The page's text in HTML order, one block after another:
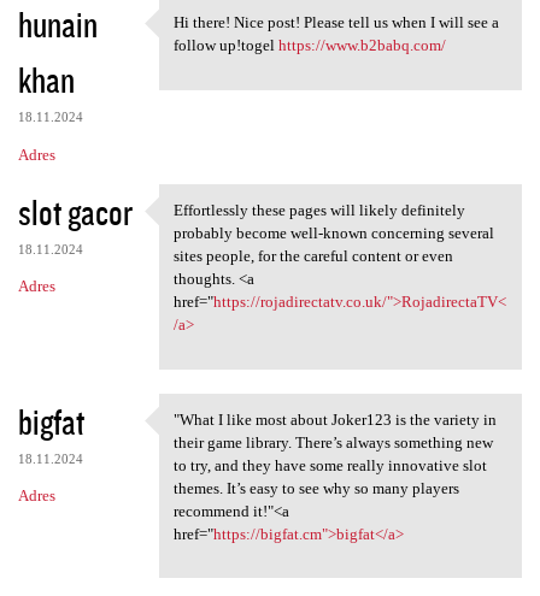
hunain
khan
18.11.2024
Adres
Hi there! Nice post! Please
Hi there! Nice post! Please tell us when I will see a
follow up!togel https://www.b2babq.com/
slot gacor
18.11.2024
Adres
Effortlessly these pages will
Effortlessly these pages will likely definitely
probably become well-known concerning several
sites people, for the careful content or even
thoughts. <a
href="https://rojadirectatv.co.uk/">RojadirectaTV<
/a>
bigfat
18.11.2024
Adres
"What I like most about
"What I like most about Joker123 is the variety in
their game library. There’s always something new
to try, and they have some really innovative slot
themes. It’s easy to see why so many players
recommend it!"<a
href="https://bigfat.cm">bigfat</a>